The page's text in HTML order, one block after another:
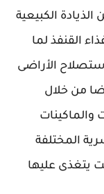
الكبيعية
القنفذ لما
الأراضى
من خلال
المختلفة
يتغذى عليها